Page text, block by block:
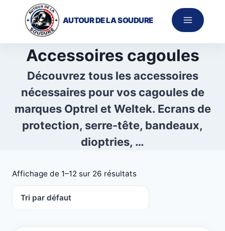
contenu
AUTOUR DE LA SOUDURE
Accessoires cagoules
Découvrez tous les accessoires
nécessaires pour vos cagoules de
marques Optrel et Weltek. Ecrans de
protection, serre-tête, bandeaux,
dioptries, …
Affichage de 1–12 sur 26 résultats